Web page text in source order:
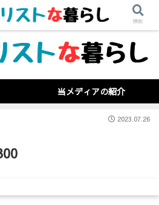
当メディアの紹介
2023.07.26
検索